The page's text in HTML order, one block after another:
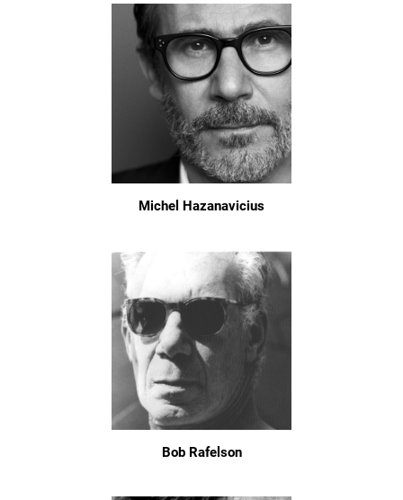
Michel Hazanavicius
Bob Rafelson